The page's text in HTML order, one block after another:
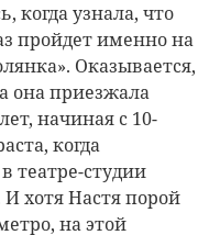
когда узнала, что
пройдет именно на
Оказывается,
она приезжала
начиная с 10-
когда
театре-студии
И хотя Настя порой
на этой